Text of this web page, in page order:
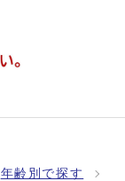
年齢別で探す